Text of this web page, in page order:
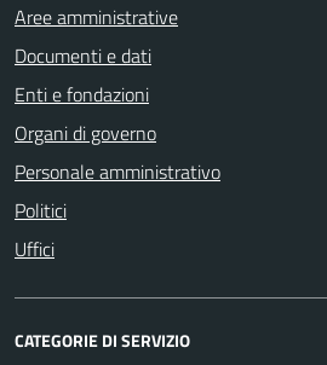
Aree amministrative
Documenti e dati
Enti e fondazioni
Organi di governo
Personale amministrativo
Politici
Uffici
CATEGORIE DI SERVIZIO